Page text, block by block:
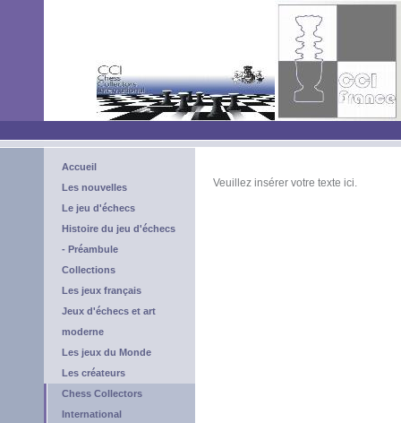
Accueil
Les nouvelles
Le jeu d'échecs
Histoire du jeu d'échecs
- Préambule
Collections
Les jeux français
Jeux d'échecs et art
moderne
Les jeux du Monde
Les créateurs
Chess Collectors
International
Veuillez insérer votre texte ici.